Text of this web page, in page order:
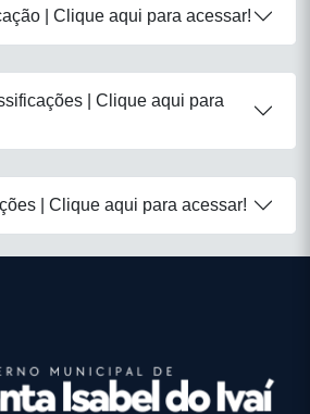
| Clique aqui para acessar!
| Clique aqui para
| Clique aqui para acessar!